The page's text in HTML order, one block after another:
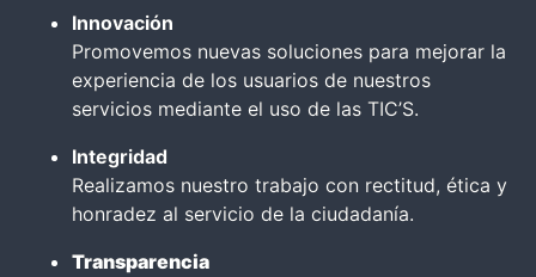
Innovación
Promovemos nuevas soluciones para mejorar la
experiencia de los usuarios de nuestros
servicios mediante el uso de las TIC’S.
Integridad
Realizamos nuestro trabajo con rectitud, ética y
honradez al servicio de la ciudadanía.
Transparencia